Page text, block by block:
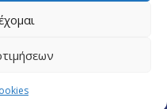
& Hosted by